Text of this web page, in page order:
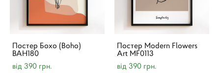
Постер Бохо (Boho)
BAH180
від 390 грн.
Постер Modern Flowers
Art MF0113
від 390 грн.